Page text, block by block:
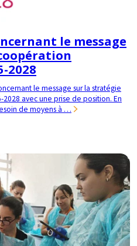
le message
2028
le message sur la stratégie
avec une prise de position. En
de moyens à …